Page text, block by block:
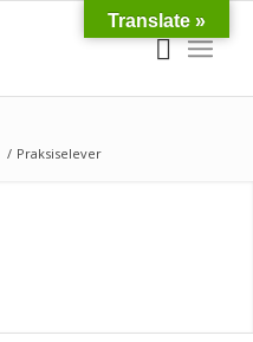
/ Praksiselever
Translate »